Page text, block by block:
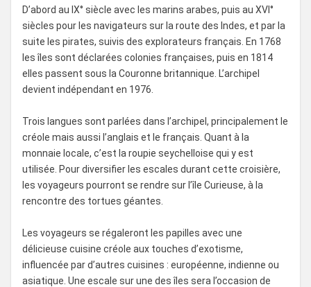
D’abord au IX° siècle avec les marins arabes, puis au XVI°
siècles pour les navigateurs sur la route des Indes, et par la
suite les pirates, suivis des explorateurs français. En 1768
les îles sont déclarées colonies françaises, puis en 1814
elles passent sous la Couronne britannique. L’archipel
devient indépendant en 1976.
Trois langues sont parlées dans l’archipel, principalement le
créole mais aussi l’anglais et le français. Quant à la
monnaie locale, c’est la roupie seychelloise qui y est
utilisée. Pour diversifier les escales durant cette croisière,
les voyageurs pourront se rendre sur l’île Curieuse, à la
rencontre des tortues géantes.
Les voyageurs se régaleront les papilles avec une
délicieuse cuisine créole aux touches d’exotisme,
influencée par d’autres cuisines : européenne, indienne ou
asiatique. Une escale sur une des îles sera l’occasion de